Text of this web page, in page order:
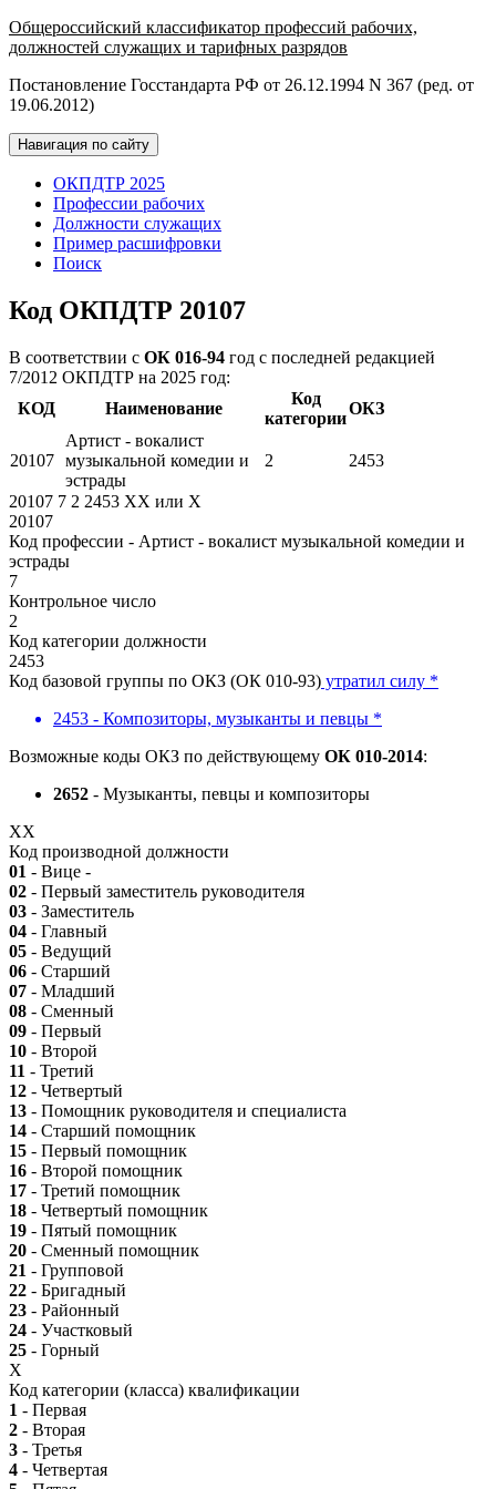
Общероссийский классификатор профессий рабочих,
должностей служащих и тарифных разрядов
Постановление Госстандарта РФ от 26.12.1994 N 367 (ред. от
19.06.2012)
Навигация по сайту
ОКПДТР 2025
Профессии рабочих
Должности служащих
Пример расшифровки
Поиск
Код ОКПДТР 20107
В соответствии с ОК 016-94 год с последней редакцией
7/2012 ОКПДТР на 2025 год:
КОД
Наименование
Код
категории
ОКЗ
20107
Артист - вокалист
музыкальной комедии и
эстрады
2 2453
20107 7 2 2453 XX или X
20107
Код профессии - Артист - вокалист музыкальной комедии и
эстрады
7
Контрольное число
2
Код категории должности
2453
Код базовой группы по ОКЗ (ОК 010-93) утратил силу *
2453 - Композиторы, музыканты и певцы *
Возможные коды ОКЗ по действующему ОК 010-2014:
2652 - Музыканты, певцы и композиторы
XX
Код производной должности
01 - Вице -
02 - Первый заместитель руководителя
03 - Заместитель
04 - Главный
05 - Ведущий
06 - Старший
07 - Младший
08 - Сменный
09 - Первый
10 - Второй
11 - Третий
12 - Четвертый
13 - Помощник руководителя и специалиста
14 - Старший помощник
15 - Первый помощник
16 - Второй помощник
17 - Третий помощник
18 - Четвертый помощник
19 - Пятый помощник
20 - Сменный помощник
21 - Групповой
22 - Бригадный
23 - Районный
24 - Участковый
25 - Горный
X
Код категории (класса) квалификации
1 - Первая
2 - Вторая
3 - Третья
4 - Четвертая